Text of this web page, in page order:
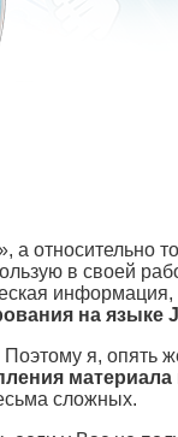
а относительно
в своей
информация,
на языке
я, опять
материала
сложных.